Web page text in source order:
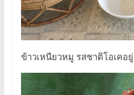
ข้าวเหนียวหมู รสชาติโอเคอยู่